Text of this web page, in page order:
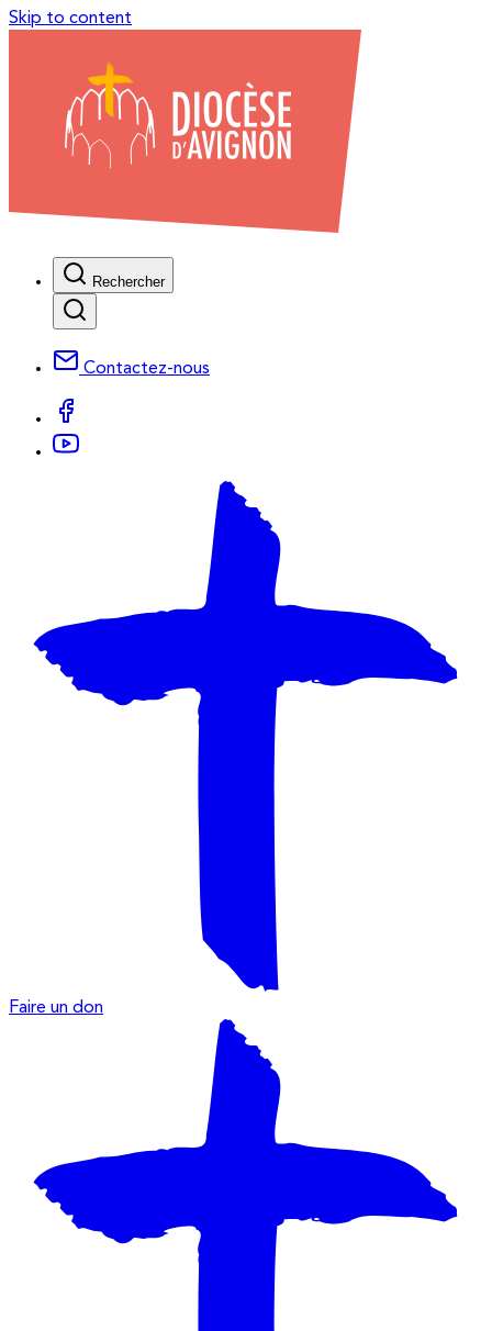
Skip to content
Rechercher
Contactez-nous
Faire un don